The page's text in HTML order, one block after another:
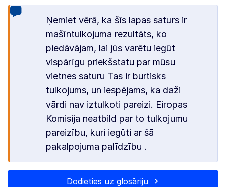
Ņemiet vērā, ka šīs lapas saturs ir
mašīntulkojuma rezultāts, ko
piedāvājam, lai jūs varētu iegūt
vispārīgu priekšstatu par mūsu
vietnes saturu Tas ir burtisks
tulkojums, un iespējams, ka daži
vārdi nav iztulkoti pareizi. Eiropas
Komisija neatbild par to tulkojumu
pareizību, kuri iegūti ar šā
pakalpojuma palīdzību .
Dodieties uz glosāriju